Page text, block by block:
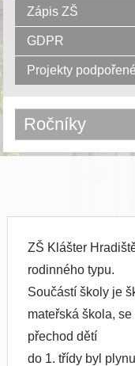
Zápis ZŠ
GDPR
Projekty
Ročníky
ZŠ Klášter
rodinného typu.
Součástí školy je
mateřská škola,
přechod dětí
do 1. třídy byl